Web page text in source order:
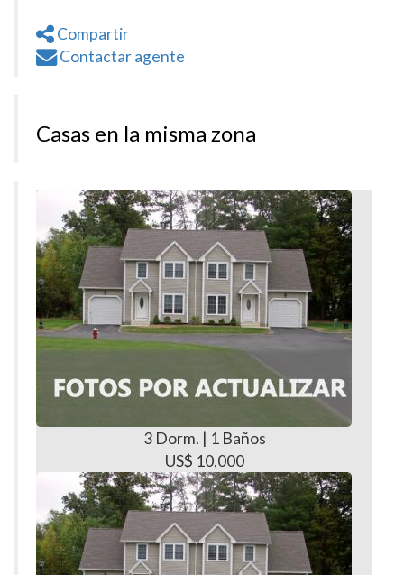
Compartir
Contactar agente
Casas en la misma zona
3 Dorm. | 1 Baños
US$ 10,000